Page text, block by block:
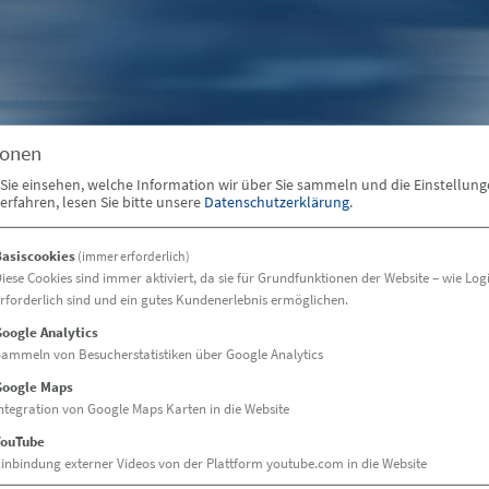
aufgerufene Inhalt
gefunden werden
zur Startseite zurück zu gelangen
einsehen, welche Information wir über Sie sammeln und die
lesen Sie bitte unsere Datenschutzerklärung.
(immer erforderlich)
Cookies sind immer aktiviert, da sie für Grundfunktionen der Website – wie
sind und ein gutes Kundenerlebnis ermöglichen.
Analytics
von Besucherstatistiken über Google Analytics
Maps
von Google Maps Karten in die Website
externer Videos von der Plattform youtube.com in die Website